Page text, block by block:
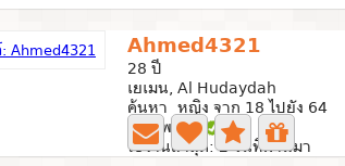
Ahmed4321
28 ปี
เยเมน, Al Hudaydah
ค้นหา หญิง จาก 18 ไปยัง 64
0 ภาพถ่าย
ใช้งานล่าสุด: 2 วันที่ผ่านมา